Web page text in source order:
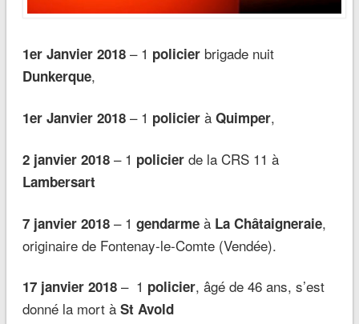
1er Janvier 2018– 1 policierbrigade nuit
Dunkerque,
1er Janvier 2018– 1 policierà Quimper,
2 janvier 2018– 1 policierde la CRS 11 à
Lambersart
7 janvier 2018– 1 gendarmeà La Châtaigneraie,
originaire de Fontenay-le-Comte (Vendée).
17 janvier 2018– 1 policier, âgé de 46 ans, s’est
donné la mort à St Avold